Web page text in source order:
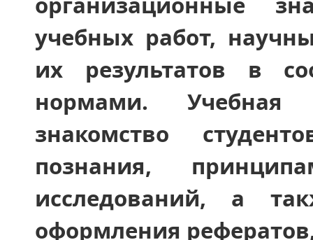
учебных работ,
их результатов в
нормами. Учебная
знакомство
познания,
исследований, а
оформления